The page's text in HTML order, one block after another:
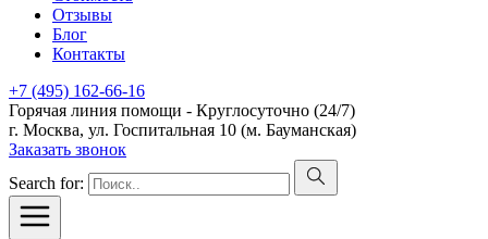
Отзывы
Блог
Контакты
+7 (495) 162-66-16
Горячая линия помощи - Круглосуточно (24/7)
г. Москва, ул. Госпитальная 10 (м. Бауманская)
Заказать звонок
Search for: